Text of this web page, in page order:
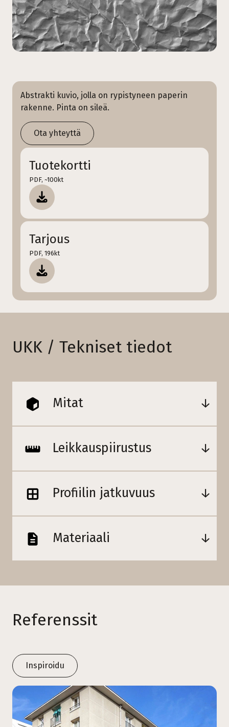
Abstrakti kuvio, jolla on rypistyneen paperin
rakenne. Pinta on sileä.
Ota yhteyttä
Tuotekortti
PDF, ~100kt
Tarjous
PDF, 196kt
UKK / Tekniset tiedot
Mitat
Leikkauspiirustus
Profiilin jatkuvuus
Materiaali
Referenssit
Inspiroidu